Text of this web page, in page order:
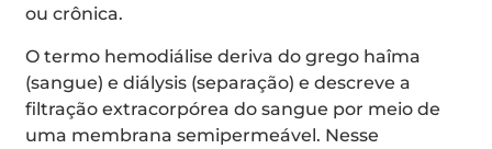
ou crônica.
O termo hemodiálise deriva do grego haîma
(sangue) e diálysis (separação) e descreve a
filtração extracorpórea do sangue por meio de
uma membrana semipermeável. Nesse